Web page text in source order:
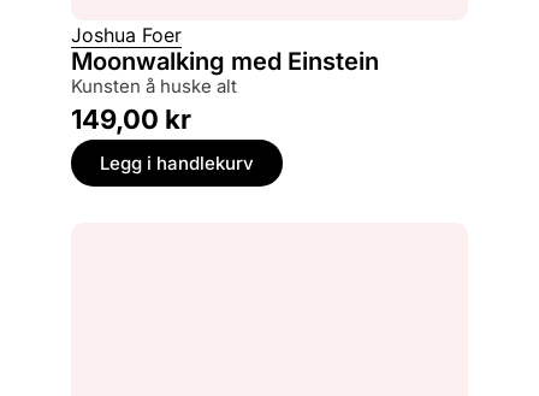
Joshua Foer
Moonwalking med Einstein
kunsten å huske alt
149,00 kr
Legg i handlekurv